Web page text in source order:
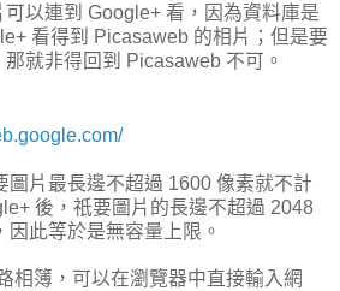
以連到 Google+ 看，因為資料庫是
看得到 Picasaweb 的相片；但是要
就非得回到 Picasaweb 不可。
圖片最長邊不超過 1600 像素就不計
後，祇要圖片的長邊不超過 2048
此等於是無容量上限。
相簿，可以在瀏覽器中直接輸入網